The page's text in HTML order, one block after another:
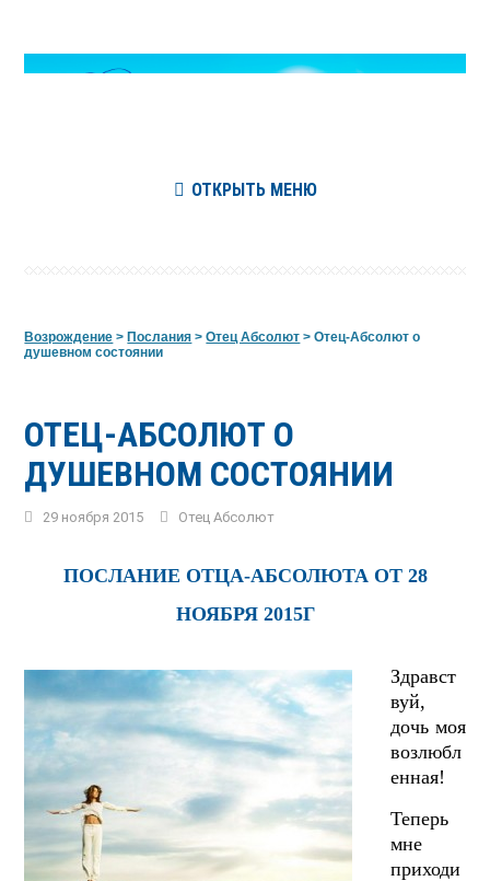
ОТКРЫТЬ МЕНЮ
Возрождение >Послания >Отец Абсолют >Отец-Абсолют о
душевном состоянии
ОТЕЦ-АБСОЛЮТ О
ДУШЕВНОМ СОСТОЯНИИ
29 ноября 2015 Отец Абсолют
ПОСЛАНИЕ ОТЦА-АБСОЛЮТА ОТ 28
НОЯБРЯ 2015Г
Здравст
вуй,
дочь моя
возлюбл
енная!
Теперь
мне
приходи